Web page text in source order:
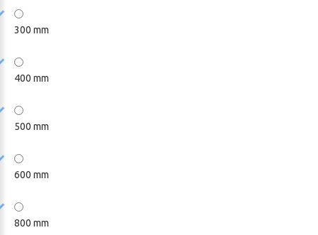
300 mm
400 mm
500 mm
600 mm
800 mm